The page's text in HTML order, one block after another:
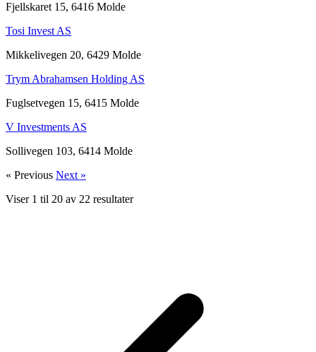
Fjellskaret 15, 6416 Molde
Tosi Invest AS
Mikkelivegen 20, 6429 Molde
Trym Abrahamsen Holding AS
Fuglsetvegen 15, 6415 Molde
V Investments AS
Sollivegen 103, 6414 Molde
« Previous Next »
Viser 1 til 20 av 22 resultater